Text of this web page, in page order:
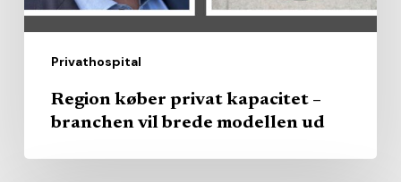
Privathospital
modellen
Region køber privat kapacitet –
branchen vil brede modellen ud